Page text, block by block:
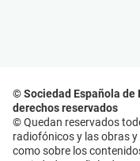
© Sociedad Española de
derechos reservados
© Quedan reservados
radiofónicos y las obras
como sobre los